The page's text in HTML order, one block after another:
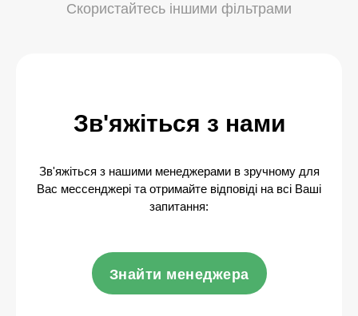
Скористайтесь іншими фільтрами
Зв'яжіться з нами
Зв'яжіться з нашими менеджерами в зручному для
Вас мессенджері та отримайте відповіді на всі Ваші
запитання:
Знайти менеджера